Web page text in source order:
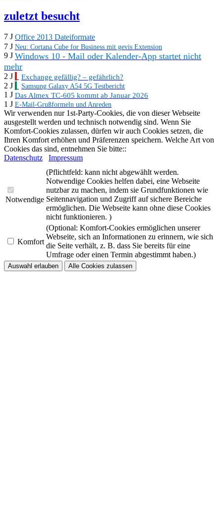
zuletzt besucht
7 J Office 2013 Dateiformate
7 J Neu: Cortana Cube for Business mit gevis Extension
9 J Windows 10 - Mail oder Kalender-App startet nicht
mehr
2 J Exchange gefällig? – gefährlich?
2 J Samsung Galaxy A54 5G Testbericht
1 J Das Almex TC-605 kommt ab Januar 2026
1 J E-Mail-Grußformeln und Anreden
Wir verwenden nur 1st-Party-Cookies, die von dieser Webseite
ausgestellt werden und technisch notwendig sind. Wenn Sie
Komfort-Cookies zulassen, dürfen wir auch Cookies setzen, die
Ihren Komfort erhöhen und Präferenzen speichern. Welche Art von
Cookies das sind, entnehmen Sie bitte::
Datenschutz
Impressum
Notwendige
(Pflichtfeld: kann nicht abgewählt werden.
Notwendige Cookies helfen dabei, eine Webseite
nutzbar zu machen, indem sie Grundfunktionen wie
Seitennavigation und Zugriff auf sichere Bereiche
ermöglichen. Die Webseite kann ohne diese Cookies
nicht funktionieren. )
Komfort
(Optional: Komfort-Cookies ermöglichen unserer
Webseite, sich an Informationen zu erinnern, wie sich
die Seite verhält, z. B. dass Sie bereits für eine
Umfrage oder einen Termin abgestimmt haben.)